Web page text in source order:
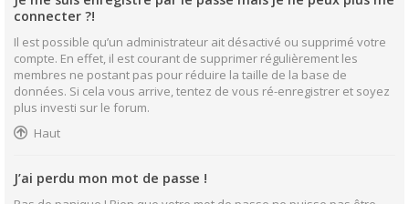
connecter ?!
Il est possible qu’un administrateur ait désactivé ou supprimé votre
compte. En effet, il est courant de supprimer régulièrement les
membres ne postant pas pour réduire la taille de la base de
données. Si cela vous arrive, tentez de vous ré-enregistrer et soyez
plus investi sur le forum.
Haut
J’ai perdu mon mot de passe !